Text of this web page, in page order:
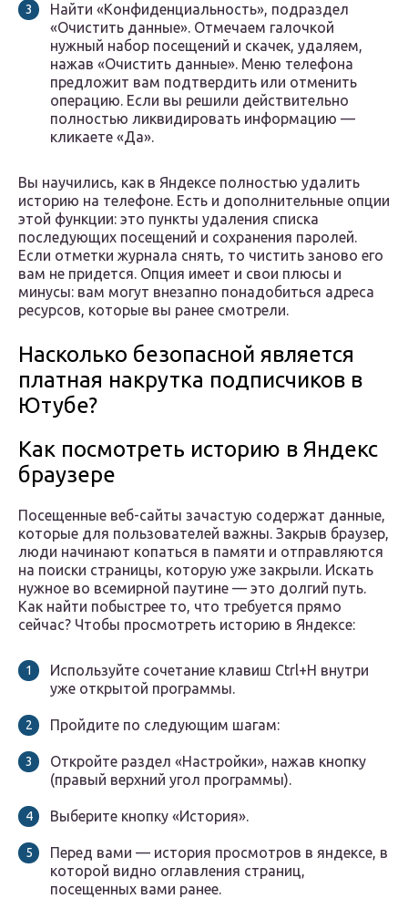
Найти «Конфиденциальность», подраздел
«Очистить данные». Отмечаем галочкой
нужный набор посещений и скачек, удаляем,
нажав «Очистить данные». Меню телефона
предложит вам подтвердить или отменить
операцию. Если вы решили действительно
полностью ликвидировать информацию —
кликаете «Да».
Вы научились, как в Яндексе полностью удалить
историю на телефоне. Есть и дополнительные опции
этой функции: это пункты удаления списка
последующих посещений и сохранения паролей.
Если отметки журнала снять, то чистить заново его
вам не придется. Опция имеет и свои плюсы и
минусы: вам могут внезапно понадобиться адреса
ресурсов, которые вы ранее смотрели.
Насколько безопасной является
платная накрутка подписчиков в
Ютубе?
Как посмотреть историю в Яндекс
браузере
Посещенные веб-сайты зачастую содержат данные,
которые для пользователей важны. Закрыв браузер,
люди начинают копаться в памяти и отправляются
на поиски страницы, которую уже закрыли. Искать
нужное во всемирной паутине — это долгий путь.
Как найти побыстрее то, что требуется прямо
сейчас? Чтобы просмотреть историю в Яндексе:
Используйте сочетание клавиш Ctrl+H внутри
уже открытой программы.
Пройдите по следующим шагам:
Откройте раздел «Настройки», нажав кнопку
(правый верхний угол программы).
Выберите кнопку «История».
Перед вами — история просмотров в яндексе, в
которой видно оглавления страниц,
посещенных вами ранее.